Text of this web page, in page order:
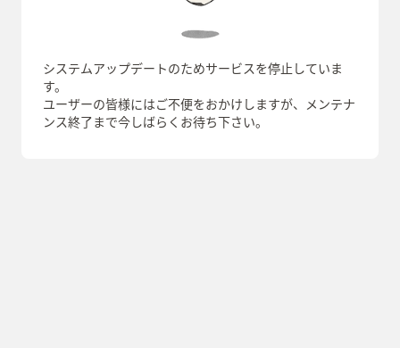
システムアップデートのためサービスを停止していま
す。
ユーザーの皆様にはご不便をおかけしますが、メンテナ
ンス終了まで今しばらくお待ち下さい。